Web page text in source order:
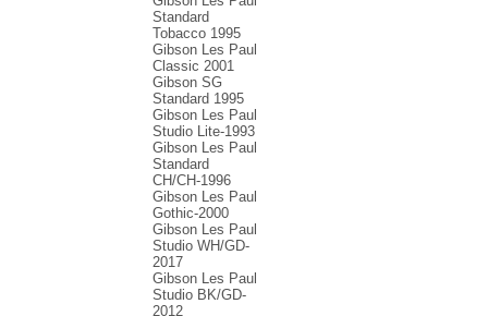
Standard
Tobacco 1995
Gibson Les Paul
Classic 2001
Gibson SG
Standard 1995
Gibson Les Paul
Studio Lite-1993
Gibson Les Paul
Standard
CH/CH-1996
Gibson Les Paul
Gothic-2000
Gibson Les Paul
Studio WH/GD-
2017
Gibson Les Paul
Studio BK/GD-
2012